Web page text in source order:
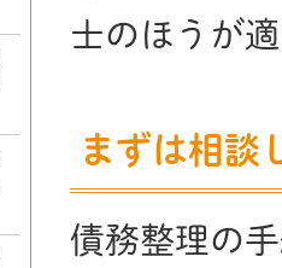
士のほうが
まずは相談
債務整理の